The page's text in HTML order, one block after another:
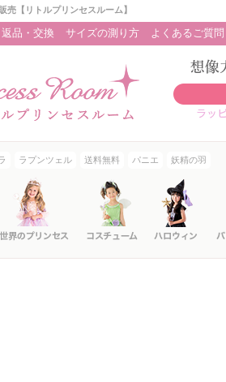
【リトルプリンセスルーム】
返品・交換
サイズの測り方 よくあるご質問
ラプンツェル 送料無料 パニエ 妖精の羽